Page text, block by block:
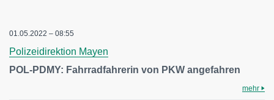
01.05.2022 – 08:55
Polizeidirektion Mayen
POL-PDMY: Fahrradfahrerin von PKW angefahren
mehr